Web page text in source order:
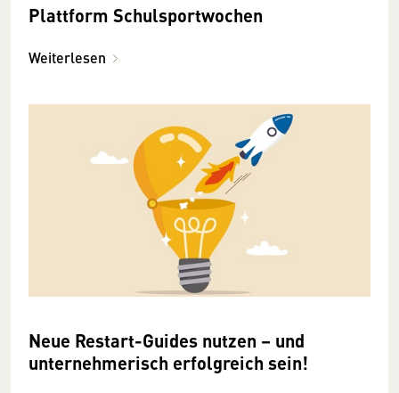
Plattform Schulsportwochen
Weiterlesen
Neue Restart-Guides nutzen – und
unternehmerisch erfolgreich sein!